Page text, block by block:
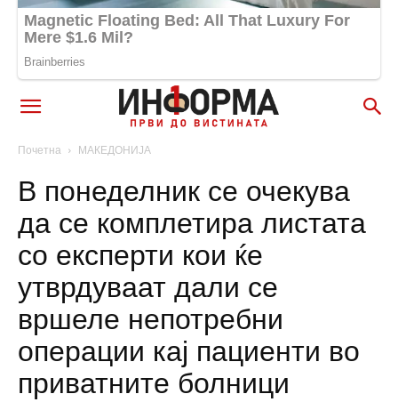
Почетна МАКЕДОНИЈА
В понеделник се очекува
да се комплетира листата
со експерти кои ќе
утврдуваат дали се
вршеле непотребни
операции кај пациенти во
приватните болници